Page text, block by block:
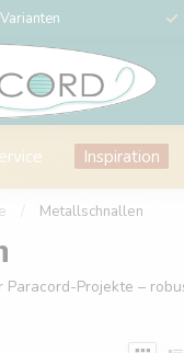
Inspiration
Metallschnallen
Projekte –